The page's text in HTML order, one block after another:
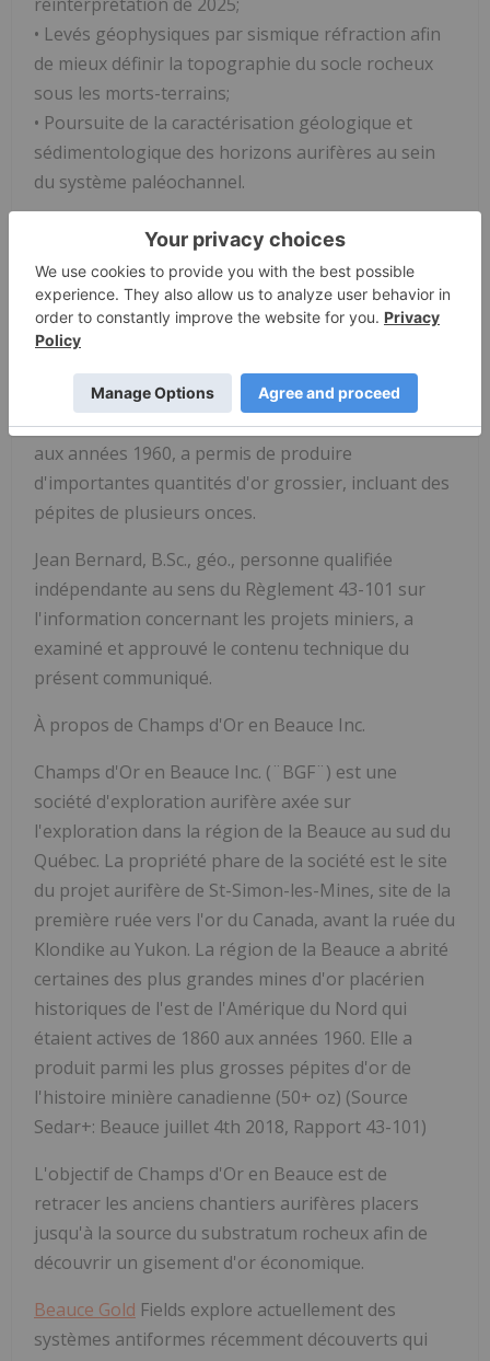
• Levés géophysiques par sismique réfraction afin
de mieux définir la topographie du socle rocheux
sous les morts-terrains;
• Poursuite de la caractérisation géologique et
sédimentologique des horizons aurifères au sein
du système paléochannel.
L'objectif de ces travaux est de tester et d'affiner
davantage la cible d'exploration conceptuelle et
d'améliorer la compréhension géologique du canal
paléoplacérien de Saint-Simon-les-Mines.
constitue le cœur de la première ruée vers l'or au
Canada. L'exploitation historique, des années 1860
aux années 1960, a permis de produire
d'importantes quantités d'or grossier, incluant des
pépites de plusieurs onces.
Jean Bernard, B.Sc., géo., personne qualifiée
indépendante au sens du Règlement 43-101 sur
l'information concernant les projets miniers, a
examiné et approuvé le contenu technique du
présent communiqué.
À propos de Champs d'Or en Beauce Inc.
Champs d'Or en Beauce Inc. (¨BGF¨) est une
société d'exploration aurifère axée sur
l'exploration dans la région de la Beauce au sud du
Québec. La propriété phare de la société est le site
du projet aurifère de St-Simon-les-Mines, site de la
première ruée vers l'or du Canada, avant la ruée du
Klondike au Yukon. La région de la Beauce a abrité
certaines des plus grandes mines d'or placérien
historiques de l'est de l'Amérique du Nord qui
étaient actives de 1860 aux années 1960. Elle a
produit parmi les plus grosses pépites d'or de
l'histoire minière canadienne (50+ oz) (Source
Sedar+: Beauce juillet 4th 2018, Rapport 43-101)
L'objectif de Champs d'Or en Beauce est de
retracer les anciens chantiers aurifères placers
jusqu'à la source du substratum rocheux afin de
découvrir un gisement d'or économique.
Beauce Gold Fields explore actuellement des
systèmes antiformes récemment découverts qui